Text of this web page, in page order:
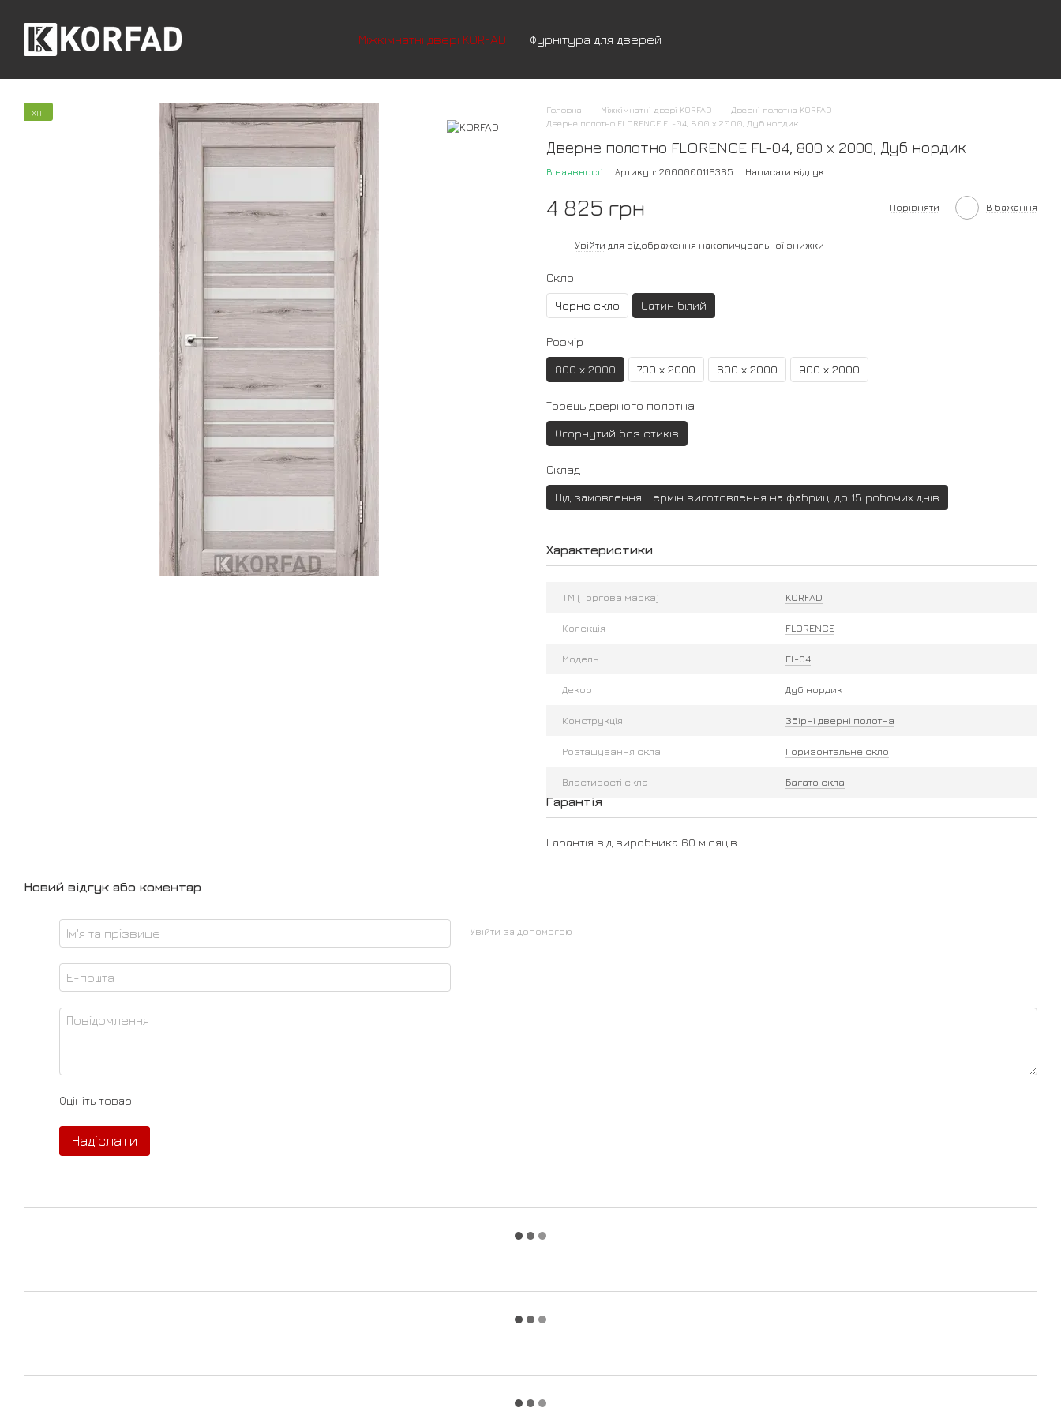
Міжкімнатні двері KORFAD Фурнітура для дверей
ХІТ Головна Міжкімнатні двері KORFAD
Дверні полотна KORFAD
Дверне полотно FLORENCE FL-04, 800 х 2000, Дуб нордик
Дверне полотно FLORENCE FL-04, 800 х 2000, Дуб нордик
В наявності Артикул: 2000000116365 Написати відгук
4 825 грн Порівняти В бажання
Увійти для відображення накопичувальної знижки
Скло
Чорне скло Сатин білий
Розмір
800 х 2000 700 х 2000 600 х 2000 900 х 2000
Торець дверного полотна
Огорнутий без стиків
Склад
Під замовлення. Термін виготовлення на фабриці до 15 робочих днів
Характеристики
ТМ (Торгова марка) KORFAD
Колекція FLORENCE
Модель FL-04
Декор Дуб нордик
Конструкція Збірні дверні полотна
Розташування скла Горизонтальне скло
Властивості скла Багато скла
Гарантія
Гарантія від виробника 60 місяців.
Новий відгук або коментар
Увійти за допомогою
Оцініть товар
Надіслати